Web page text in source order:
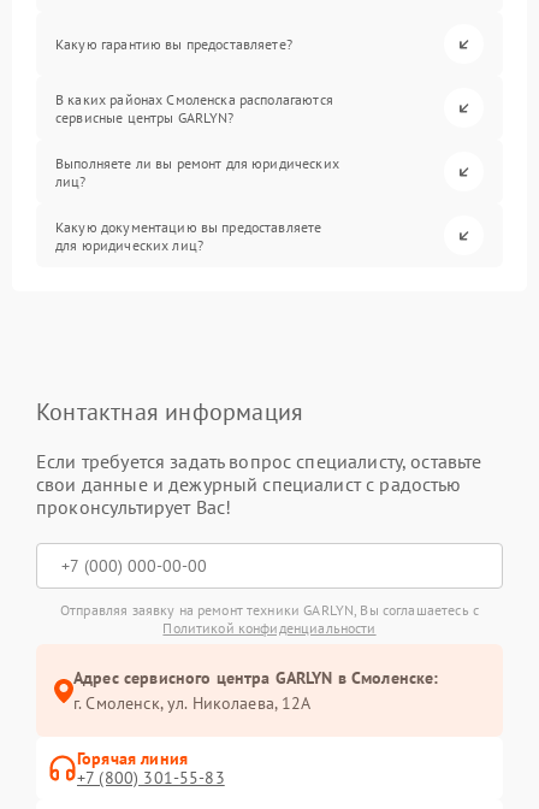
Какую гарантию вы предоставляете?
В каких районах Смоленска располагаются
сервисные центры GARLYN?
Выполняете ли вы ремонт для юридических
лиц?
Какую документацию вы предоставляете
для юридических лиц?
Контактная информация
Если требуется задать вопрос специалисту, оставьте
свои данные и дежурный специалист с радостью
проконсультирует Вас!
Отправляя заявку на ремонт техники GARLYN, Вы соглашаетесь с
Политикой конфиденциальности
Адрес сервисного центра GARLYN в Смоленске:
г. Смоленск, ул. Николаева, 12А
Горячая линия
+7 (800) 301-55-83